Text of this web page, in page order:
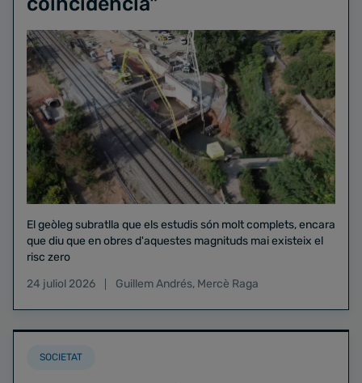
El geòleg subratlla que els estudis són molt complets, encara
que diu que en obres d'aquestes magnituds mai existeix el
risc zero
24 juliol 2026
Guillem Andrés, Mercè Raga
SOCIETAT